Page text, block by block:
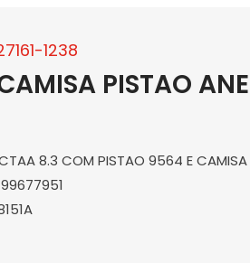
1238
PISTAO
8.3 COM PISTAO 9564 E